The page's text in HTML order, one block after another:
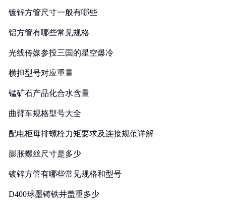
镀锌方管尺寸一般有哪些
铝方管有哪些常见规格
光线传媒参投三国的星空爆冷
横担型号对应重量
锰矿石产品化合水含量
曲臂车规格型号大全
配电柜母排螺栓力矩要求及连接规范详解
膨胀螺丝尺寸是多少
镀锌方管有哪些常见规格和型号
D400球墨铸铁井盖重多少